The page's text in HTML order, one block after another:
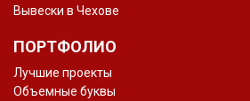
Вывески в Чехове
ПОРТФОЛИО
Лучшие проекты
Объемные буквы